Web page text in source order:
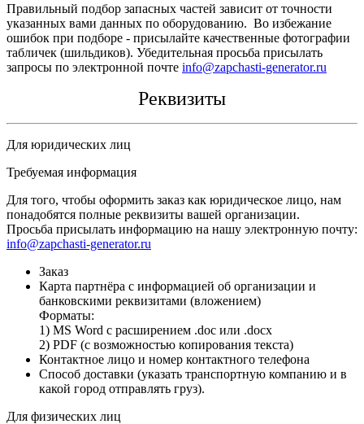
Правильный подбор запасных частей зависит от точности
указанных вами данных по оборудованию. Во избежание
ошибок при подборе - присылайте качественные фотографии
табличек (шильдиков). Убедительная просьба присылать
запросы по электронной почте info@zapchasti-generator.ru
Реквизиты
Для юридических лиц
Требуемая информация
Для того, чтобы оформить заказ как юридическое лицо, нам
понадобятся полные реквизиты вашей организации.
Просьба присылать информацию на нашу электронную почту:
info@zapchasti-generator.ru
Заказ
Карта партнёра с информацией об организации и
банковскими реквизитами (вложением)
Форматы:
1) MS Word с расширением .doc или .docx
2) PDF (с возможностью копирования текста)
Контактное лицо и номер контактного телефона
Способ доставки (указать транспортную компанию и в
какой город отправлять груз).
Для физических лиц